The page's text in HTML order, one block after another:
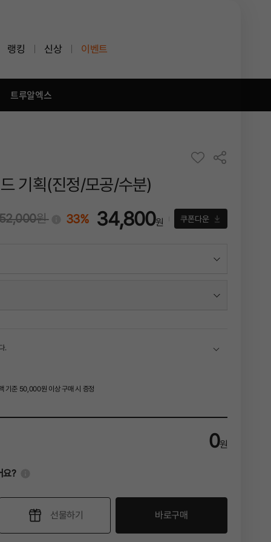
랭킹 신상 이벤트
트루알엑스
기획(진정/모공/수분)
원 33% 34,800원 쿠폰다운
.
기준 50,000원 이상 구매 시 증정
0원
요?
선물하기 바로구매